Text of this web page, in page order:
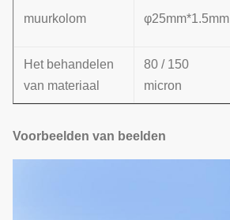
muurkolom φ25mm*1.5mm
Het behandelen
van materiaal
80 / 150
micron
Voorbeelden van beelden